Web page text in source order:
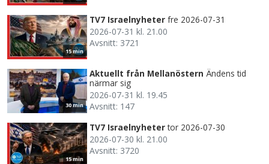
15 min
TV7 Israelnyheter fre 2026-07-31
2026-07-31 kl. 21.00
Avsnitt: 3721
30 min
Aktuellt från Mellanöstern Ändens tid
närmar sig
2026-07-31 kl. 19.45
Avsnitt: 147
15 min
TV7 Israelnyheter tor 2026-07-30
2026-07-30 kl. 21.00
Avsnitt: 3720